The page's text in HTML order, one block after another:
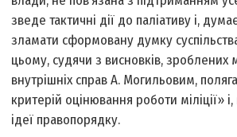
зведе тактичні дії до паліативу і,
зламати сформовану думку
цьому, судячи з висновків, зроблених
внутрішніх справ А. Могильовим,
критерій оцінювання роботи міліції»
ідеї правопорядку.